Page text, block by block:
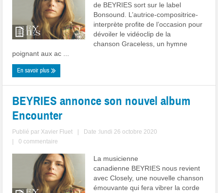
de BEYRIES sort sur le label
Bonsound. L’autrice-compositrice-
interprète profite de l’occasion pour
dévoiler le vidéoclip de la
chanson Graceless, un hymne
poignant aux ac ...
En savoir plus
BEYRIES annonce son nouvel album
Encounter
Publié par Xavier Fluet
Date :lundi 26 octobre 2020
0 commentaire
La musicienne
canadienne BEYRIES nous revient
avec Closely, une nouvelle chanson
émouvante qui fera vibrer la corde